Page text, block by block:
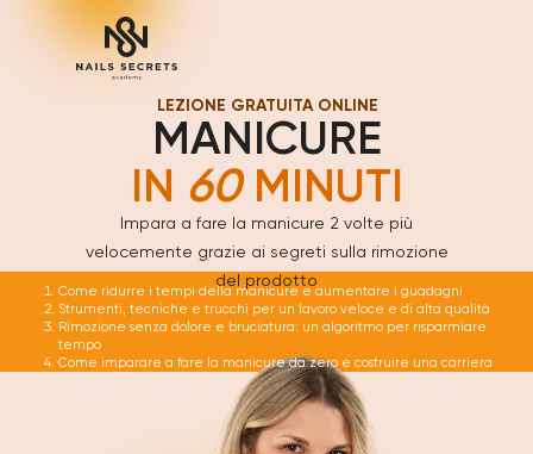
MANICURE
LEZIONE GRATUITA ONLINE
Impara a fare la manicure 2 volte più
velocemente grazie ai segreti sulla rimozione
del prodotto
IN 60MINUTI
Come ridurre i tempi della manicure e aumentare i guadagni
Strumenti, tecniche e trucchi per un lavoro veloce e di alta qualità
Rimozione senza dolore e bruciatura: un algoritmo per risparmiare
tempo
Come imparare a fare la manicure da zero e costruire una carriera